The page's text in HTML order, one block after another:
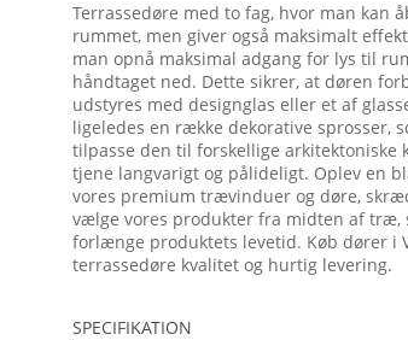
Terrassedøre med to fag, hvor man kan
rummet, men giver også maksimalt
man opnå maksimal adgang for lys til
håndtaget ned. Dette sikrer, at døren
udstyres med designglas eller et af
ligeledes en række dekorative sprosser,
tilpasse den til forskellige arkitektoniske
tjene langvarigt og pålideligt. Oplev en
vores premium trævinduer og døre,
vælge vores produkter fra midten af træ,
forlænge produktets levetid. Køb dører i
terrassedøre kvalitet og hurtig levering.
SPECIFIKATION